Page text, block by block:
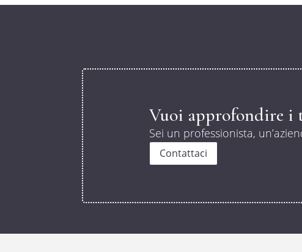
Vuoi approfondire i
Sei un professionista,
Contattaci